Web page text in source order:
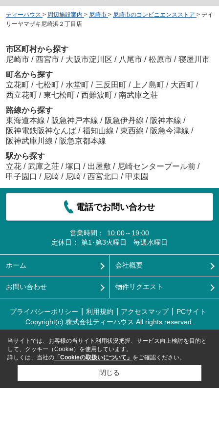
ティーハウス > 周辺施設案内 > 尼崎市 > 尼崎市のコンビニエンスストア > デイ
リーヤマザキ尼崎浜２丁目店
市区町村から探す
尼崎市 / 西宮市 / 大阪市淀川区 / 八尾市 / 松原市 / 寝屋川市
町名から探す
立花町 / 七松町 / 水堂町 / 三反田町 / 上ノ島町 / 大西町 /
西立花町 / 東七松町 / 西難波町 / 南武庫之荘
路線から探す
東海道本線 / 阪急神戸本線 / 阪急伊丹線 / 阪神本線 /
阪神電鉄阪神なんば / 福知山線 / 東西線 / 阪急今津線 /
阪神武庫川線 / 阪急京都本線
駅から探す
立花 / 武庫之荘 / 塚口 / 出屋敷 / 尼崎センタープール前 /
甲子園口 / 尼崎 / 尼崎 / 西宮北口 / 甲東園
電話でお問い合わせ
営業時間：
10:00～19:00
定休日：
第1･第3火曜日 毎週水曜日
ホーム 会社概要
お問い合わせ 物件リクエスト
プライバシーポリシー 利用規約 アクセスマップ
PCサイト
Copyright(c) 株式会社ティーハウス All rights reserved.
当サイトでは、お客様の当サイト利用状況把握、サービス向上検討を目的と
して、クッキー（Cookie）を使用しています。
詳しくは、当社の 「Cookieの取扱いについて」 をご確認ください。
閉じる